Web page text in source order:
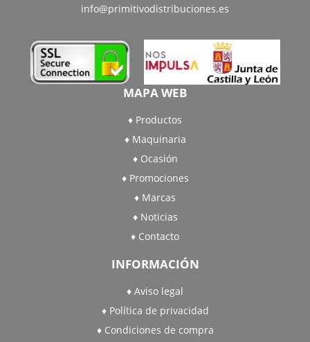
info@primitivodistribuciones.es
MAPA WEB
Productos
Maquinaria
Ocasión
Promociones
Marcas
Noticias
Contacto
INFORMACIÓN
Aviso legal
Política de privacidad
Condiciones de compra